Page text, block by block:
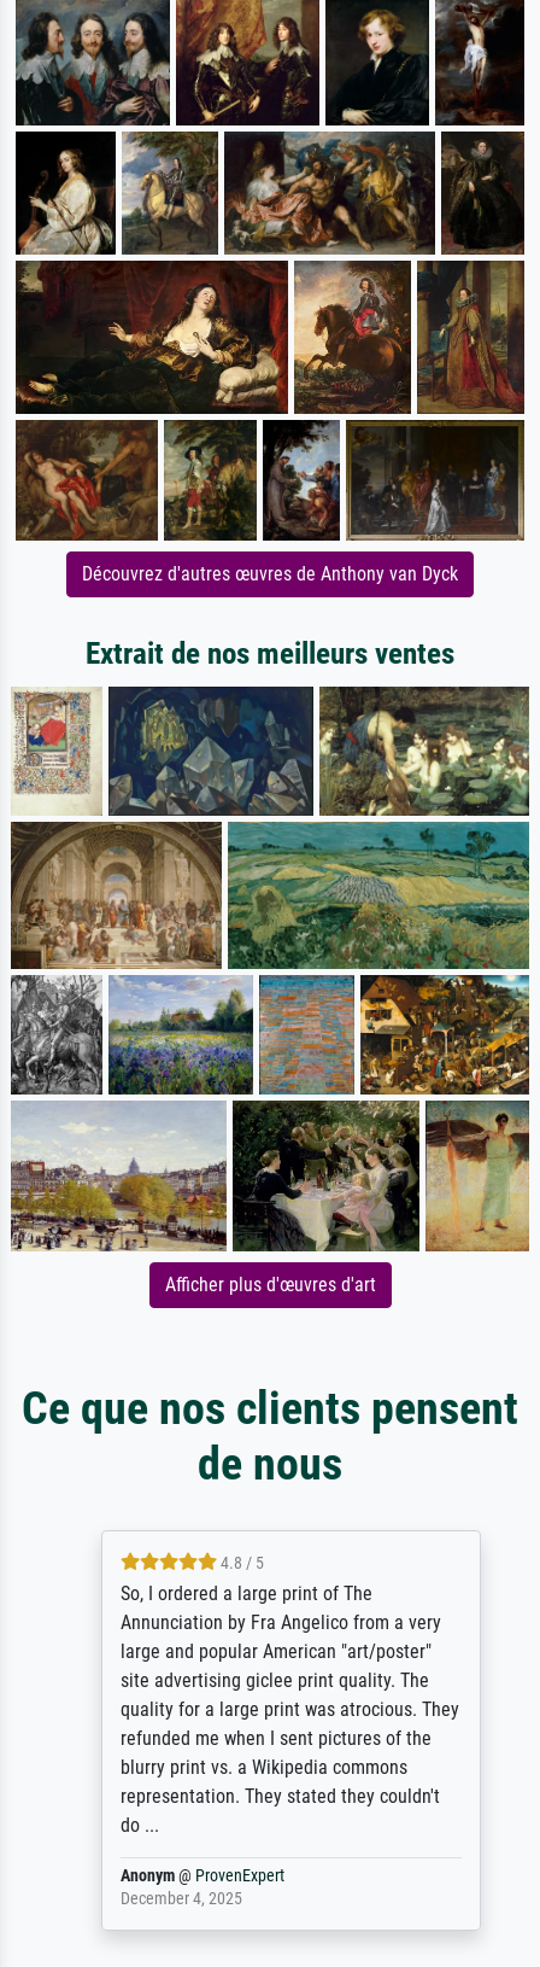
Découvrez d'autres œuvres de Anthony van Dyck
Extrait de nos meilleurs ventes
Afficher plus d'œuvres d'art
Ce que nos clients pensent
de nous
4.8 / 5
So, I ordered a large print of The
Annunciation by Fra Angelico from a very
large and popular American "art/poster"
site advertising giclee print quality. The
quality for a large print was atrocious. They
refunded me when I sent pictures of the
blurry print vs. a Wikipedia commons
representation. They stated they couldn't
do ...
Anonym@ProvenExpert
December 4, 2025